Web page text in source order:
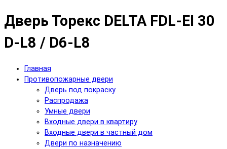
Дверь Торекс DELTA FDL-EI 30
D-L8 / D6-L8
Главная
Противопожарные двери
Дверь под покраску
Распродажа
Умные двери
Входные двери в квартиру
Входные двери в частный дом
Двери по назначению